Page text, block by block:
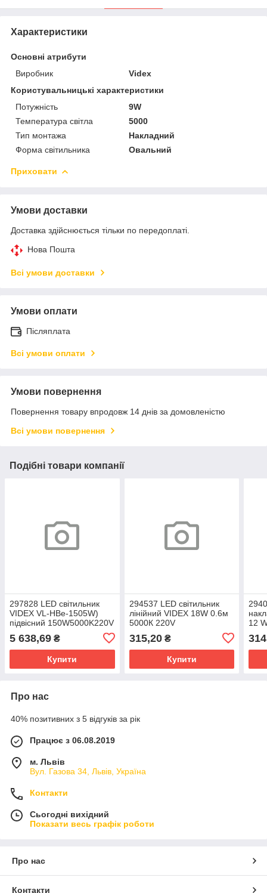
Характеристики
Основні атрибути
Виробник
Videx
Користувальницькі характеристики
Потужність
9W
Температура світла
5000
Тип монтажа
Накладний
Форма світильника
Овальний
Приховати
Умови доставки
Доставка здійснюється тільки по передоплаті.
Нова Пошта
Всі умови доставки
Умови оплати
Післяплата
Всі умови оплати
Умови повернення
Повернення товару впродовж 14 днів за домовленістю
Всі умови повернення
Подібні товари компанії
297828 LED світильник
VIDEX VL-HBe-1505W)
підвісний 150W5000K220V
5 638,69 ₴
Купити
294537 LED світильник
лінійний VIDEX 18W 0.6м
5000К 220V
315,20₴
Купити
12
Про нас
40% позитивних з 5 відгуків за рік
Працює з 06.08.2019
м. Львів
Вул. Газова 34, Львів, Україна
Контакти
Сьогодні вихідний
Показати весь графік роботи
Про нас
Контакти